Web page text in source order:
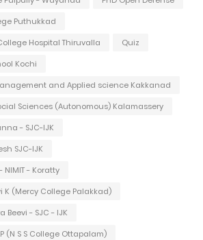
Puthukkad
Hospital Thiruvalla
Quiz
Kochi
and Applied science Kakkanad
Sciences (Autonomous) Kalamassery
- SJC-IJK
SJC-IJK
NIMIT - Koratty
K (Mercy College Palakkad)
Beevi - SJC - IJK
(N S S College Ottapalam)